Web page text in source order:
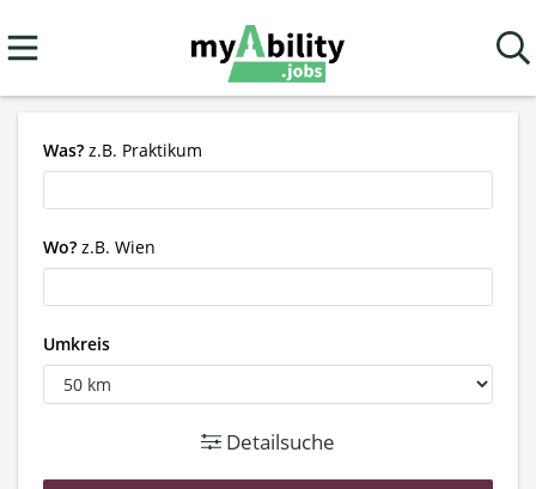
Was? z.B. Praktikum
Wo? z.B. Wien
Umkreis
Detailsuche